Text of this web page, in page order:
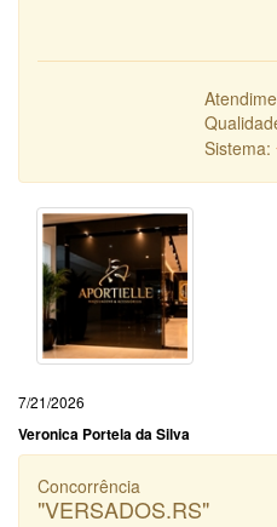
Sistema:
7/21/2026
Veronica Portela da Silva
Concorrência
"VERSADOS.RS"